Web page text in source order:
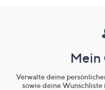
Mein
Verwalte deine
sowie deine